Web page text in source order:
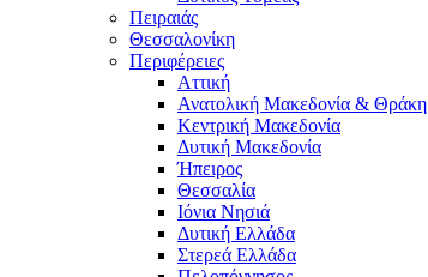
Πειραιάς
Θεσσαλονίκη
Περιφέρειες
Αττική
Ανατολική Μακεδονία & Θράκη
Κεντρική Μακεδονία
Δυτική Μακεδονία
Ήπειρος
Θεσσαλία
Ιόνια Νησιά
Δυτική Ελλάδα
Στερεά Ελλάδα